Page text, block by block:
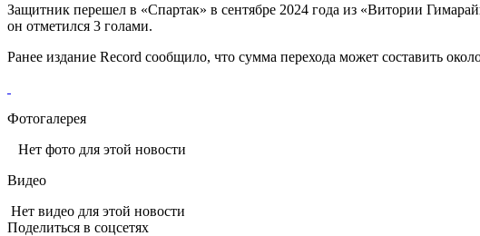
Защитник перешел в «Спартак» в сентябре 2024 года из «Витории
он отметился 3 голами.
Ранее издание Record сообщило, что сумма перехода может составить
Фотогалерея
Нет фото для этой новости
Видео
Нет видео для этой новости
Поделиться в соцсетях